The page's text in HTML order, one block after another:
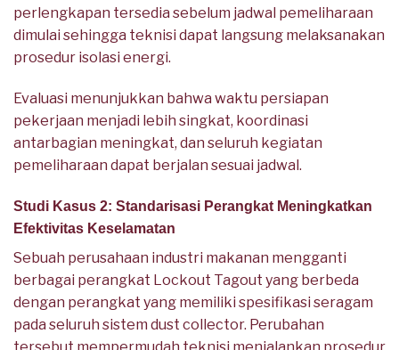
perlengkapan tersedia sebelum jadwal pemeliharaan
dimulai sehingga teknisi dapat langsung melaksanakan
prosedur isolasi energi.
Evaluasi menunjukkan bahwa waktu persiapan
pekerjaan menjadi lebih singkat, koordinasi
antarbagian meningkat, dan seluruh kegiatan
pemeliharaan dapat berjalan sesuai jadwal.
Studi Kasus 2: Standarisasi Perangkat Meningkatkan
Efektivitas Keselamatan
Sebuah perusahaan industri makanan mengganti
berbagai perangkat Lockout Tagout yang berbeda
dengan perangkat yang memiliki spesifikasi seragam
pada seluruh sistem dust collector. Perubahan